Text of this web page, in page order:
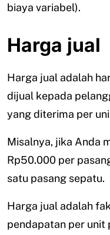
biaya variabel).
Harga jual
Harga jual adalah
dijual kepada
yang diterima per
Misalnya, jika Anda
Rp50.000 per
satu pasang sepatu.
Harga jual adalah
pendapatan per unit